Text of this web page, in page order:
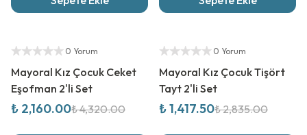
Yetkili Satıcı
0 Yorum
Mayoral Kız Çocuk Ceket
Eşofman 2'li Set
₺ 2,160.00₺ 4,320.00
Yetkili Satıcı
0 Yorum
Mayoral Kız Çocuk Tişört
Tayt 2'li Set
₺ 1,417.50₺ 2,835.00